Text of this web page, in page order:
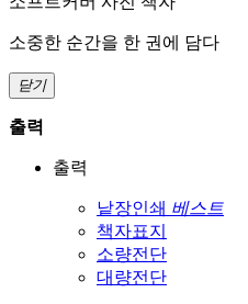
소중한 순간을 한 권에 담다
닫기
출력
출력
낱장인쇄 베스트
책자표지
소량전단
대량전단